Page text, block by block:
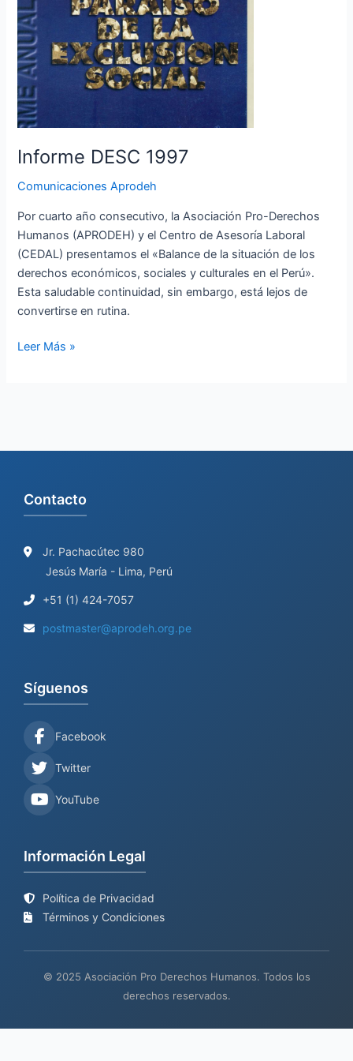
Informe DESC 1997
Comunicaciones Aprodeh
Por cuarto año consecutivo, la Asociación Pro-Derechos
Humanos (APRODEH) y el Centro de Asesoría Laboral
(CEDAL) presentamos el «Balance de la situación de los
derechos económicos, sociales y culturales en el Perú».
Esta saludable continuidad, sin embargo, está lejos de
convertirse en rutina.
Leer Más »
Contacto
Jr. Pachacútec 980
Jesús María - Lima, Perú
+51 (1) 424-7057
postmaster@aprodeh.org.pe
Síguenos
Facebook
Twitter
YouTube
Información Legal
Política de Privacidad
Términos y Condiciones
© 2025 Asociación Pro Derechos Humanos. Todos los
derechos reservados.